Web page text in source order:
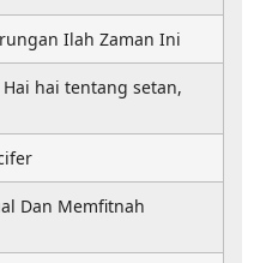
Ilah Zaman Ini
hai tentang setan,
Dan Memfitnah